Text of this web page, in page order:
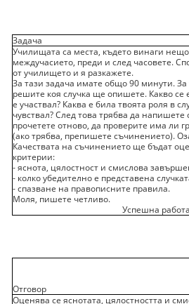
Задача
Училищата са места, където винаги нещо
междучасието, преди и след часовете.
от училището и я разкажете.
За тази задача имате общо 90 минути. За
решите коя случка ще опишете. Какво се
е участвал? Каква е била твоята роля в
чувствал? След това трябва да напишете
прочетете отново, да проверите има ли
(ако трябва, препишете съчинението).
Качествата на съчинението ще бъдат
критерии:
- яснота, цялостност и смислова
- колко убедително е представена
- спазване на правописните правила.
Моля, пишете четливо.
Успешна
Отговор
Оценява се яснотата, цялостността и